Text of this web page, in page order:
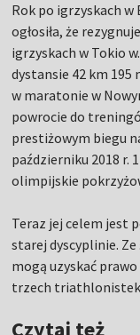
Rok po igrzyskach w
ogłosiła, że
igrzyskach w Tokio
dystansie 42 km 195
w maratonie w
powrocie do
prestiżowym biegu
październiku 2018 r.
olimpijskie
Teraz jej celem jest
starej dyscyplinie.
mogą uzyskać
trzech
Czytaj też